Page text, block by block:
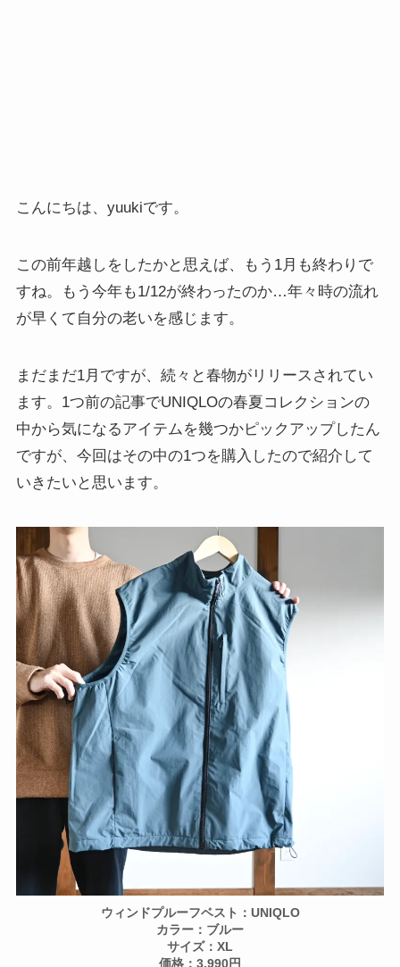
こんにちは、yuukiです。
この前年越しをしたかと思えば、もう1月も終わりで
すね。もう今年も1/12が終わったのか…年々時の流れ
が早くて自分の老いを感じます。
まだまだ1月ですが、続々と春物がリリースされてい
ます。1つ前の記事でUNIQLOの春夏コレクションの
中から気になるアイテムを幾つかピックアップしたん
ですが、今回はその中の1つを購入したので紹介して
いきたいと思います。
ウィンドプルーフベスト：UNIQLO
カラー：ブルー
サイズ：XL
価格：3,990円